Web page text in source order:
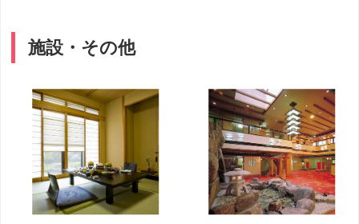
施設・その他